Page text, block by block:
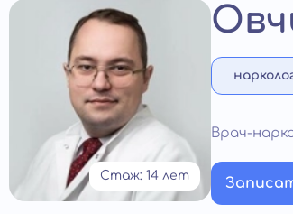
Стаж: 14 лет
Врач-